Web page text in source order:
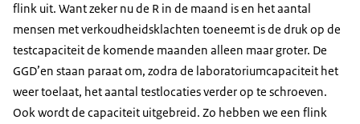
flink uit. Want zeker nu de R in de maand is en het aantal
mensen met verkoudheidsklachten toeneemt is de druk op de
testcapaciteit de komende maanden alleen maar groter. De
GGD’en staan paraat om, zodra de laboratoriumcapaciteit het
weer toelaat, het aantal testlocaties verder op te schroeven.
Ook wordt de capaciteit uitgebreid. Zo hebben we een flink